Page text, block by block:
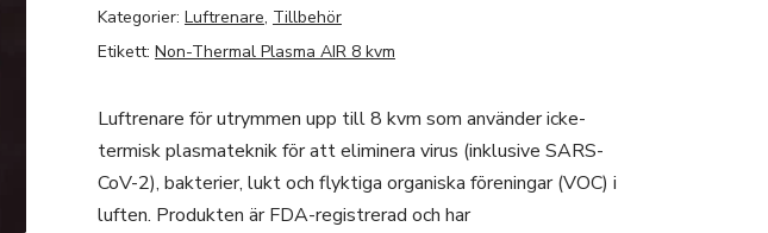
Kategorier: Luftrenare, Tillbehör
Etikett: Non-Thermal Plasma AIR 8 kvm
Luftrenare för utrymmen upp till 8 kvm som använder icke-
termisk plasmateknik för att eliminera virus (inklusive SARS-
CoV-2), bakterier, lukt och flyktiga organiska föreningar (VOC) i
luften. Produkten är FDA-registrerad och har